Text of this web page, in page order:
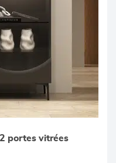
portes vitrées